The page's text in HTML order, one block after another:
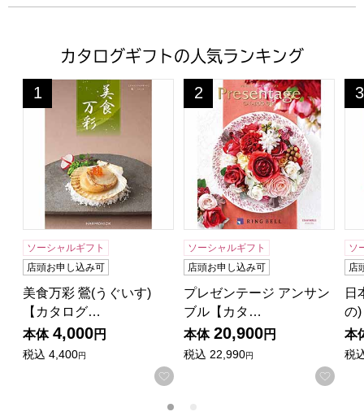
カタログギフトの人気ランキング
美食万彩 鶯(うぐいす)【カタログギフト】【贈りものカタ
1
位
ソーシャルギフト
店頭お申し込み可
美食万彩 鶯(うぐいす)
【カタログ…
本体 4,000円
税込 4,400円
お気に入りに登録する
プレゼンテージ アンサンブ
2
位
ソーシャルギフト
店頭お申し込み可
プレゼンテージ アンサン
ブル【カタ…
本体 20,900円
税込 22,990円
お気
3
位
ソ
店
日
の
本
税